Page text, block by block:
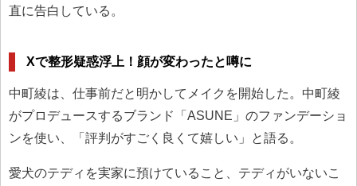
直に告白している。
Xで整形疑惑浮上！顔が変わったと噂に
中町綾は、仕事前だと明かしてメイクを開始した。中町綾
がプロデュースするブランド「ASUNE」のファンデーショ
ンを使い、「評判がすごく良くて嬉しい」と語る。
愛犬のテディを実家に預けていること、テディがいないこ